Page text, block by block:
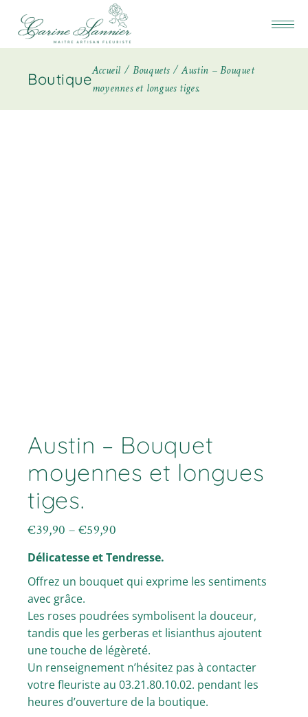
BoutiqueAccueil Bouquets
Austin – Bouquet
moyennes et longues tiges.
Austin – Bouquet
moyennes et longues
tiges.
€39,90 – €59,90
Plage
de
prix :
€39,90
à
€59,90
Délicatesse et Tendresse.
Offrez un bouquet qui exprime les sentiments
avec grâce.
Les roses poudrées symbolisent la douceur,
tandis que les gerberas et lisianthus ajoutent
une touche de légèreté.
Un renseignement n’hésitez pas à contacter
votre fleuriste au 03.21.80.10.02. pendant les
heures d’ouverture de la boutique.